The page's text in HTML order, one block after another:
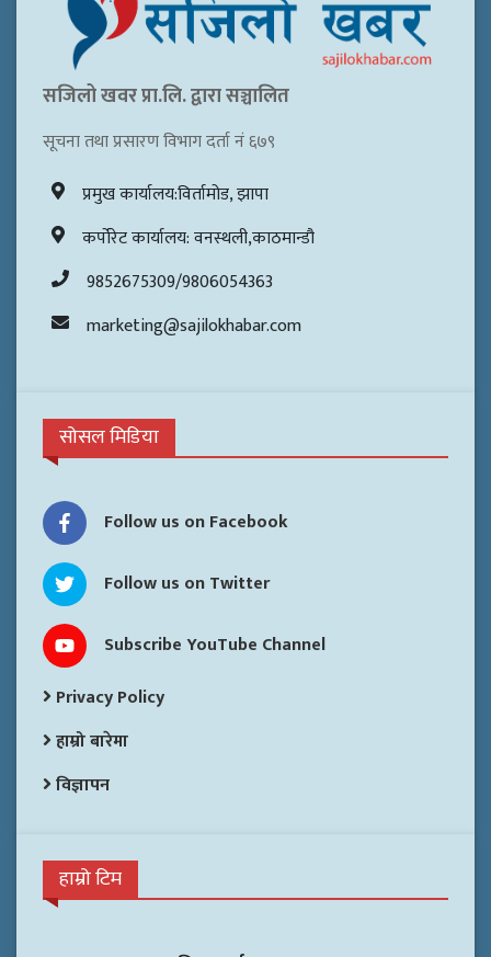
सजिलो खवर प्रा.लि. द्वारा सञ्चालित
सूचना तथा प्रसारण विभाग दर्ता नं ६७९
प्रमुख कार्यालय:विर्तामोड, झापा
कर्पोरेट कार्यालय: वनस्थली,काठमान्डौ
9852675309/9806054363
marketing@sajilokhabar.com
सोसल मिडिया
Follow us on Facebook
Follow us on Twitter
Subscribe YouTube Channel
Privacy Policy
हाम्रो बारेमा
विज्ञापन
हाम्रो टिम